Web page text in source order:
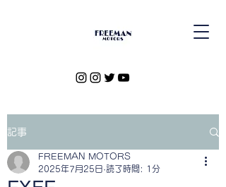
記事
FREEMAN MOTORS
2025年7月25日 読了時間: 1分